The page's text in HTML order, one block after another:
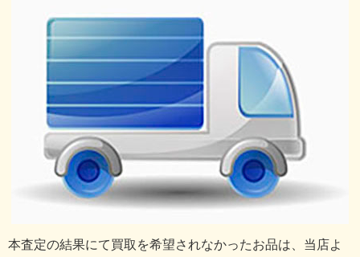
本査定の結果にて買取を希望されなかったお品は、当店よ